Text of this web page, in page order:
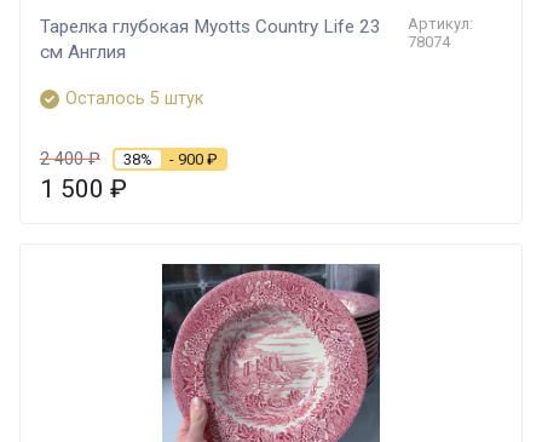
Тарелка глубокая Myotts Country Life 23
см Англия
Артикул:
78074
Осталось 5 штук
2 400₽ 38% - 900 ₽
1 500 ₽